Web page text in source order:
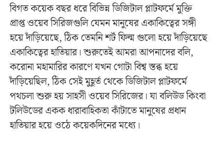
বিগত কয়েক বছর ধরে বিভিন্ন ডিজিটাল প্লাটফর্মে মুক্তি
প্রাপ্ত ওয়েব সিরিজগুলি যেমন মানুষের একাকিত্বের সঙ্গী
হয়ে দাঁড়িয়েছে, ঠিক তেমনি শর্ট ফিল্ম গুলো হয়ে দাঁড়িয়েছে
একাকিত্বের হাতিয়ার। শুরুতেই আমরা আপনাদের বলি,
করোনা মহামারির কারণে যখন গোটা বিশ্ব স্তব্ধ হয়ে
দাঁড়িয়েছিল, ঠিক সেই মুহূর্ত থেকে ডিজিটাল প্লাটফর্মে
পথচলা শুরু হয় সাহসী ওয়েব সিরিজের। যা বলিউড কিংবা
টলিউডের একক ধারাবাহিকতা কাঁটাতে মানুষের প্রধান
হাতিয়ার হয়ে ওঠে কয়েকদিনের মধ্যে।